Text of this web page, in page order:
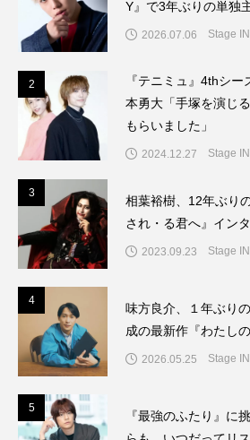
Y』で3年ぶりの単独
2026.07.06 Stage
2
『テニミュ』4thシ
本勇大「手塚を演じ
もらいました」
2024.12.27 Stage
3
相葉裕樹、12年ぶり
され・る君へ』イン
2023.09.23 Stage
4
味方良介、１年ぶり
成の最新作『わたし
2026.05.25 Stage
5
『最強のふたり』に